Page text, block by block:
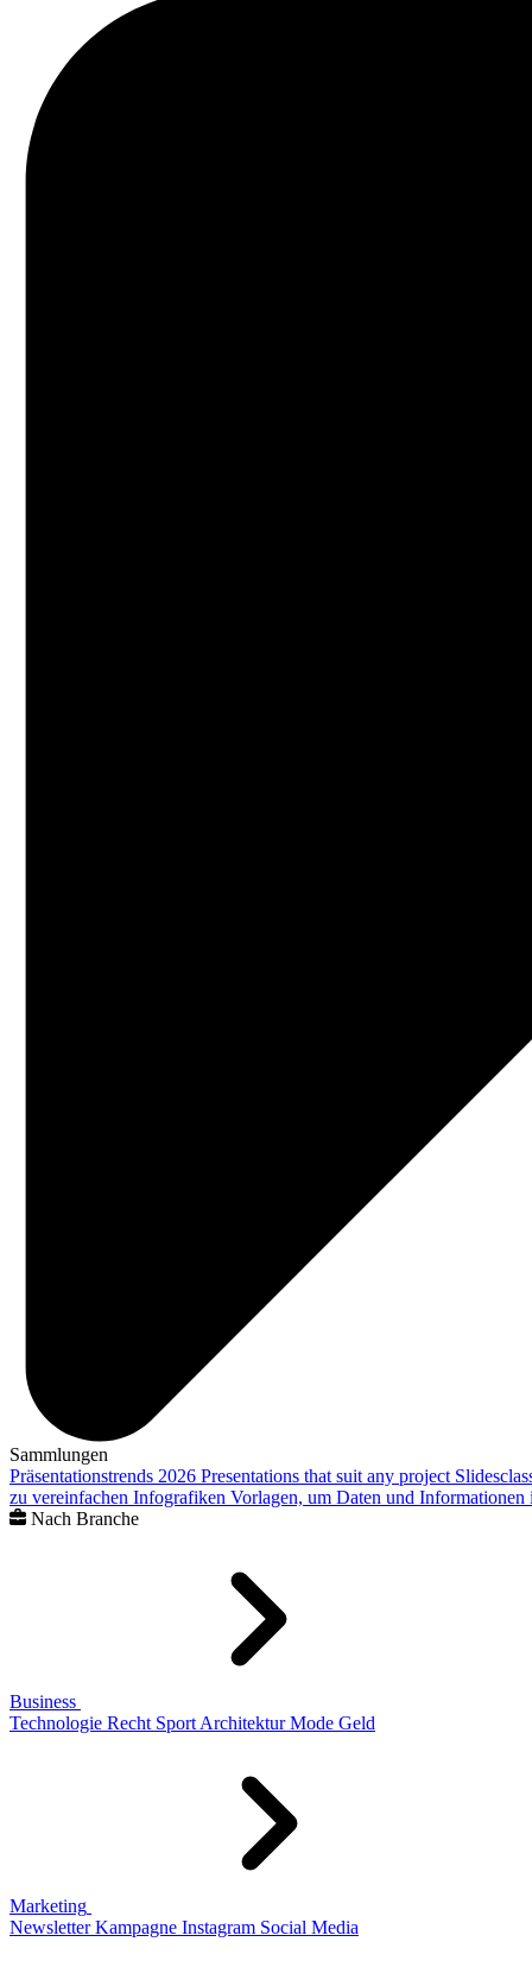
Sammlungen
Präsentationstrends 2026 Presentations that suit any project
zu vereinfachen Infografiken Vorlagen, um Daten und
Nach Branche
Business
Technologie Recht Sport Architektur Mode Geld
Marketing
Newsletter Kampagne Instagram Social Media